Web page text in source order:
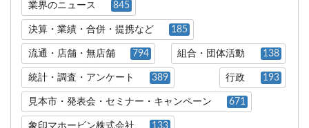
業界のニュース 845
決算・業績・合併・提携など 185
流通・店舗・無店舗 794 組合・団体活動 138
統計・調査・アンケート 389 行政 193
見本市・発表会・セミナー・キャンペーン 671